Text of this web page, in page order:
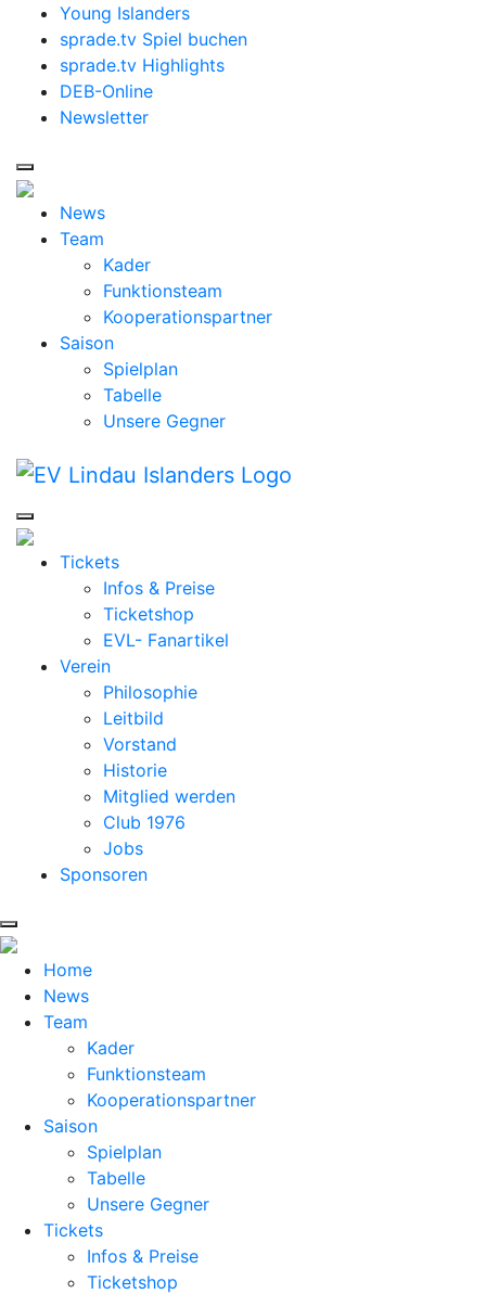
Young Islanders
sprade.tv Spiel buchen
sprade.tv Highlights
DEB-Online
Newsletter
News
Team
Kader
Funktionsteam
Kooperationspartner
Saison
Spielplan
Tabelle
Unsere Gegner
Tickets
Infos & Preise
Ticketshop
EVL- Fanartikel
Verein
Philosophie
Leitbild
Vorstand
Historie
Mitglied werden
Club 1976
Jobs
Sponsoren
Home
News
Team
Kader
Funktionsteam
Kooperationspartner
Saison
Spielplan
Tabelle
Unsere Gegner
Tickets
Infos & Preise
Ticketshop